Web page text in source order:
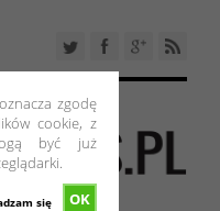
zgodę
cookie, z
być już
OK
się